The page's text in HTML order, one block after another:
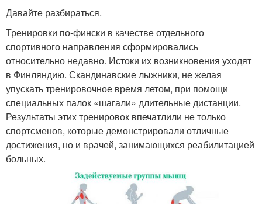
Давайте разбираться.
Тренировки по-фински в качестве отдельного
спортивного направления сформировались
относительно недавно. Истоки их возникновения уходят
в Финляндию. Скандинавские лыжники, не желая
упускать тренировочное время летом, при помощи
специальных палок «шагали» длительные дистанции.
Результаты этих тренировок впечатлили не только
спортсменов, которые демонстрировали отличные
достижения, но и врачей, занимающихся реабилитацией
больных.